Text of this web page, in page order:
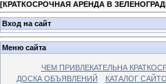
[КРАТКОСРОЧНАЯ АРЕНДА В ЗЕЛЕНОГРАДЕ
Вход на сайт
Меню сайта
ЧЕМ ПРИВЛЕКАТЕЛЬНА
ДОСКА ОБЪЯВЛЕНИЙ
КАТАЛОГ